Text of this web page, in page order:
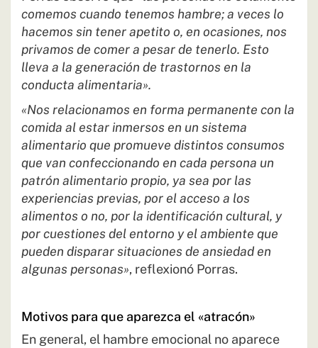
comemos cuando tenemos hambre; a veces lo
hacemos sin tener apetito o, en ocasiones, nos
privamos de comer a pesar de tenerlo. Esto
lleva a la generación de trastornos en la
conducta alimentaria».
«Nos relacionamos en forma permanente con la
comida al estar inmersos en un sistema
alimentario que promueve distintos consumos
que van confeccionando en cada persona un
patrón alimentario propio, ya sea por las
experiencias previas, por el acceso a los
alimentos o no, por la identificación cultural, y
por cuestiones del entorno y el ambiente que
pueden disparar situaciones de ansiedad en
algunas personas», reflexionó Porras.
Motivos para que aparezca el «atracón»
En general, el hambre emocional no aparece